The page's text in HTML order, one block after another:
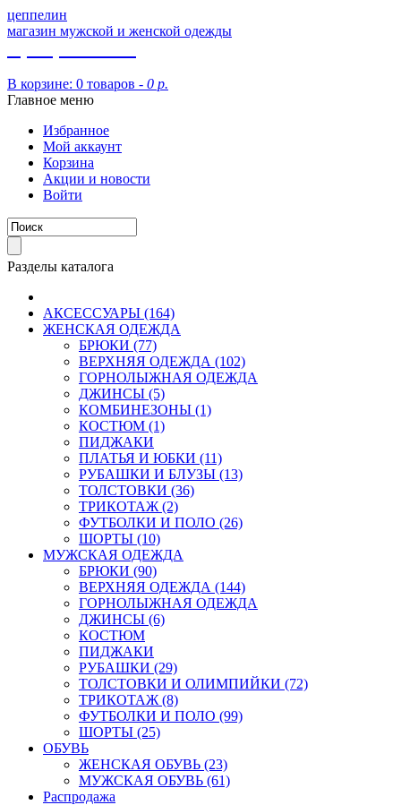
цеппелин
магазин мужской и женской одежды
В корзине: 0 товаров - 0 р.
Главное меню
Избранное
Мой аккаунт
Корзина
Акции и новости
Войти
Разделы каталога
АКСЕССУАРЫ (164)
ЖЕНСКАЯ ОДЕЖДА
БРЮКИ (77)
ВЕРХНЯЯ ОДЕЖДА (102)
ГОРНОЛЫЖНАЯ ОДЕЖДА
ДЖИНСЫ (5)
КОМБИНЕЗОНЫ (1)
КОСТЮМ (1)
ПИДЖАКИ
ПЛАТЬЯ И ЮБКИ (11)
РУБАШКИ И БЛУЗЫ (13)
ТОЛСТОВКИ (36)
ТРИКОТАЖ (2)
ФУТБОЛКИ И ПОЛО (26)
ШОРТЫ (10)
МУЖСКАЯ ОДЕЖДА
БРЮКИ (90)
ВЕРХНЯЯ ОДЕЖДА (144)
ГОРНОЛЫЖНАЯ ОДЕЖДА
ДЖИНСЫ (6)
КОСТЮМ
ПИДЖАКИ
РУБАШКИ (29)
ТОЛСТОВКИ И ОЛИМПИЙКИ (72)
ТРИКОТАЖ (8)
ФУТБОЛКИ И ПОЛО (99)
ШОРТЫ (25)
ОБУВЬ
ЖЕНСКАЯ ОБУВЬ (23)
МУЖСКАЯ ОБУВЬ (61)
Распродажа